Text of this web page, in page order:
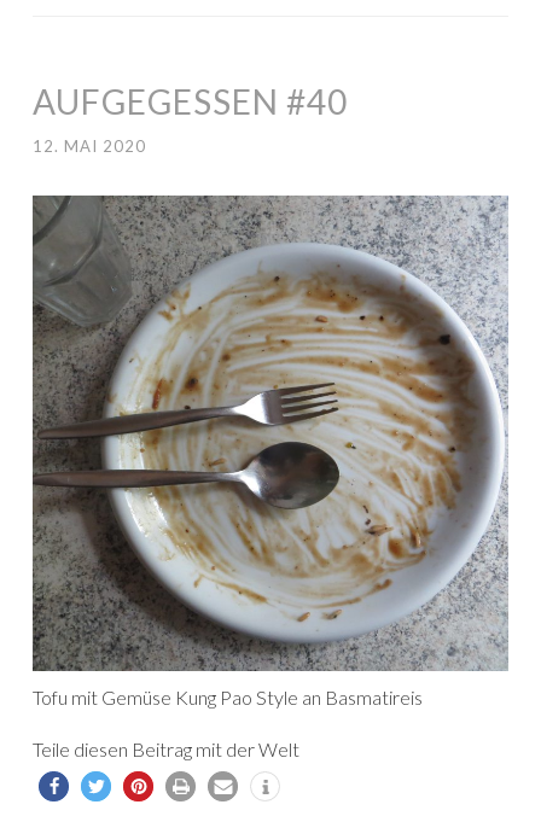
AUFGEGESSEN #40
12. MAI 2020
Tofu mit Gemüse Kung Pao Style an Basmatireis
Teile diesen Beitrag mit der Welt